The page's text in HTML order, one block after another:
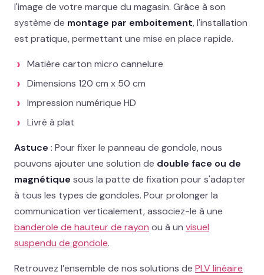
02 78 77 53 93
l'image de votre marque du magasin. Grâce à son
système de montage par emboitement, l'installation
est pratique, permettant une mise en place rapide.
Matière carton micro cannelure
Dimensions 120 cm x 50 cm
Impression numérique HD
Livré à plat
Astuce : Pour fixer le panneau de gondole, nous
pouvons ajouter une solution de double face ou de
magnétique sous la patte de fixation pour s'adapter
à tous les types de gondoles. Pour prolonger la
communication verticalement, associez-le à une
banderole de hauteur de rayon ou à un visuel
suspendu de gondole.
Retrouvez l’ensemble de nos solutions de PLV linéaire